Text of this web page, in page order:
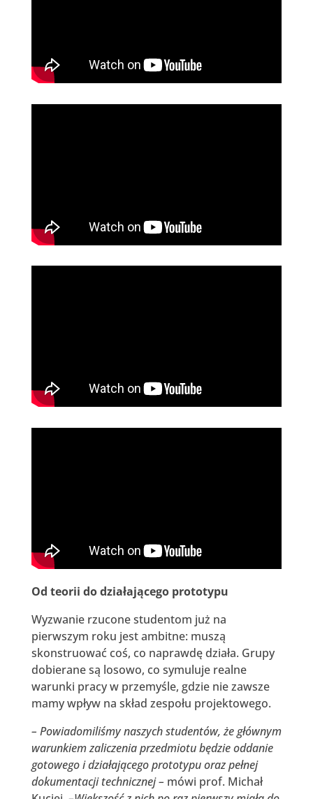
Od teorii do działającego prototypu
Wyzwanie rzucone studentom już na
pierwszym roku jest ambitne: muszą
skonstruować coś, co naprawdę działa. Grupy
dobierane są losowo, co symuluje realne
warunki pracy w przemyśle, gdzie nie zawsze
mamy wpływ na skład zespołu projektowego.
– Powiadomiliśmy naszych studentów, że głównym
warunkiem zaliczenia przedmiotu będzie oddanie
gotowego i działającego prototypu oraz pełnej
dokumentacji technicznej – mówi prof. Michał